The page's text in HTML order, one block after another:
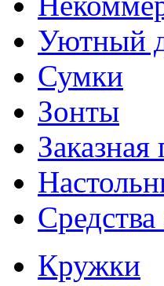
Уютный
Сумки
Зонты
Кружки